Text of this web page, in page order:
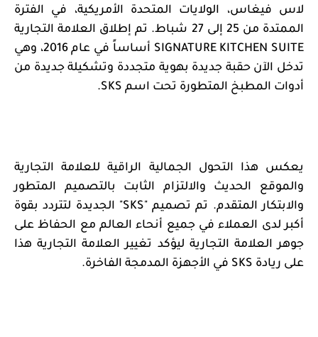
لاس فيغاس، الولايات المتحدة الأمريكية، في الفترة
الممتدة من 25 إلى 27 شباط. تم إطلاق العلامة التجارية
SIGNATURE KITCHEN SUITE
أساساً في عام 2016، وهي
تدخل الآن حقبة جديدة بهوية متجددة وتشكيلة جديدة من
أدوات المطبخ المتطورة تحت اسم SKS
.
يعكس هذا التحول الجمالية الراقية للعلامة التجارية
والموقع الحديث والالتزام الثابت بالتصميم المتطور
والابتكار المتقدم. تم تصميم "SKS" الجديدة لتتردد بقوة
أكبر لدى العملاء في جميع أنحاء العالم مع الحفاظ على
جوهر العلامة التجارية ليؤكد تغيير العلامة التجارية هذا
على ريادة SKS في الأجهزة المدمجة الفاخرة.